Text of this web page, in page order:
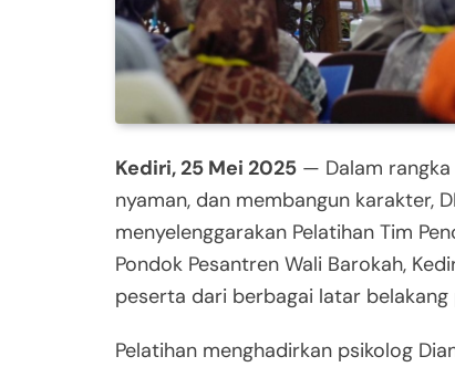
Kediri, 25 Mei 2025 — Dalam
nyaman, dan membangun karakter,
menyelenggarakan Pelatihan Tim
Pondok Pesantren Wali Barokah,
peserta dari berbagai latar belakang
Pelatihan menghadirkan psikolog